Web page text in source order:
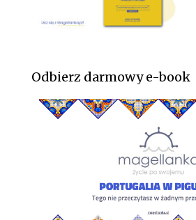
Odbierz darmowy e-book